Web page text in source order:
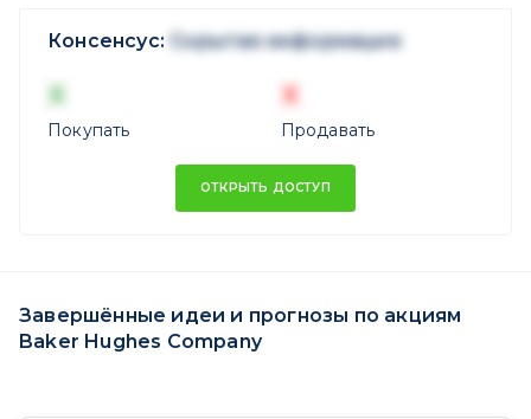
Консенсус: Скрытая информация
X
Покупать
X
Продавать
ОТКРЫТЬ ДОСТУП
Завершённые идеи и прогнозы по акциям
Baker Hughes Company